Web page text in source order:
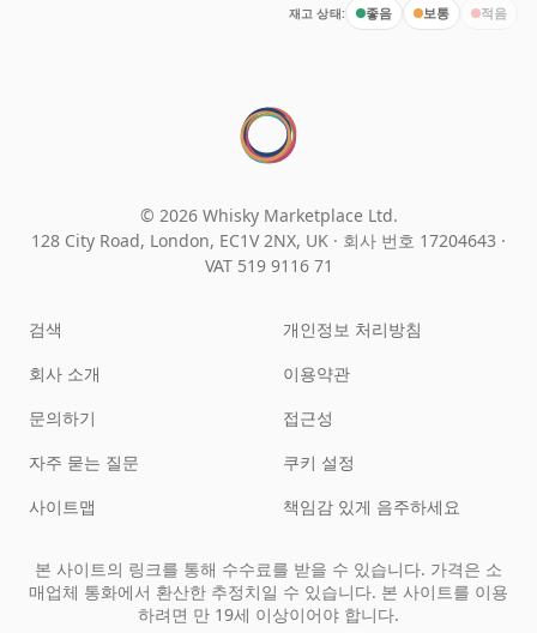
재고 상태: 좋음 보통 적음
© 2026 Whisky Marketplace Ltd.
128 City Road, London, EC1V 2NX, UK · 회사 번호 17204643 ·
VAT 519 9116 71
검색
회사 소개
문의하기
자주 묻는 질문
사이트맵
개인정보 처리방침
이용약관
접근성
쿠키 설정
책임감 있게 음주하세요
본 사이트의 링크를 통해 수수료를 받을 수 있습니다. 가격은 소
매업체 통화에서 환산한 추정치일 수 있습니다. 본 사이트를 이용
하려면 만 19세 이상이어야 합니다.